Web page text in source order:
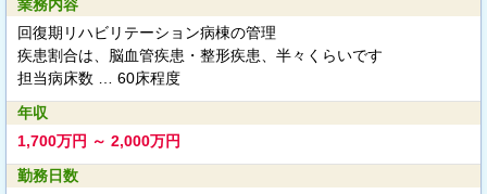
業務内容
回復期リハビリテーション病棟の管理
疾患割合は、脳血管疾患・整形疾患、半々くらいです
担当病床数 … 60床程度
年収
1,700万円 ～ 2,000万円
勤務日数